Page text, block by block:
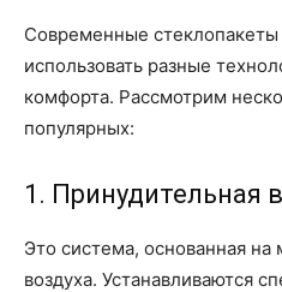
Современные стеклопакеты
использовать разные
комфорта. Рассмотрим
популярных:
1. Принудительная
Это система, основанная
воздуха. Устанавливаются